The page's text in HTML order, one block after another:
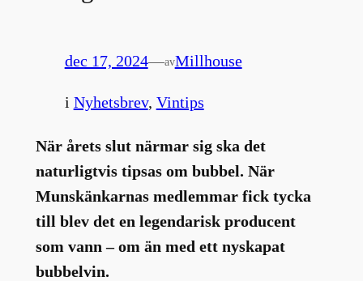
dec 17, 2024—avMillhouse
i Nyhetsbrev, Vintips
När årets slut närmar sig ska det
naturligtvis tipsas om bubbel. När
Munskänkarnas medlemmar fick tycka
till blev det en legendarisk producent
som vann – om än med ett nyskapat
bubbelvin.